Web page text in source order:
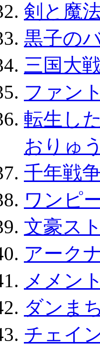
剣と魔
黒子の
三国大
ファン
転生し
おりゅ
千年戦
ワンピ
文豪ス
アーク
メメン
ダンま
チェイ